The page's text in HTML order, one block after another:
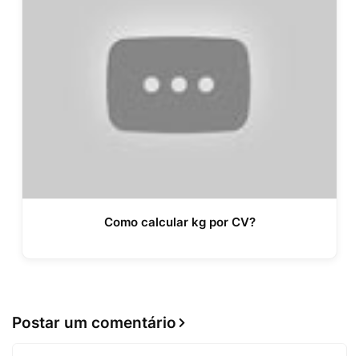
Como calcular kg por CV?
Postar um comentário